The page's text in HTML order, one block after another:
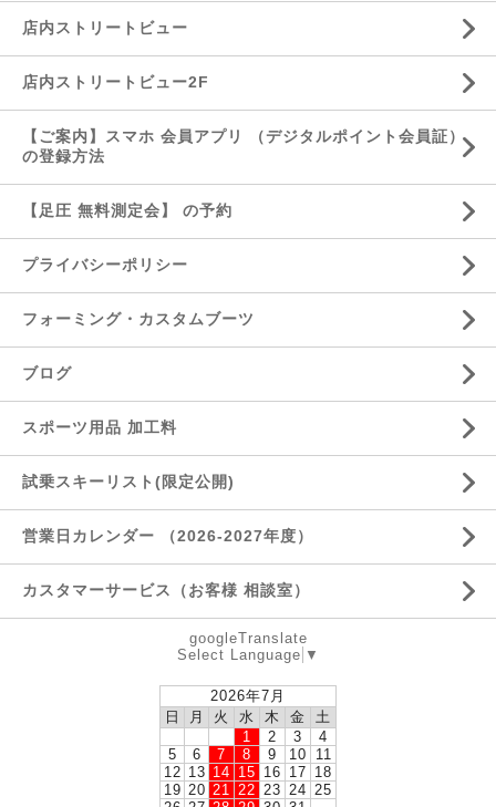
店内ストリートビュー
店内ストリートビュー2F
【ご案内】スマホ 会員アプリ （デジタルポイント会員証）
の登録方法
【足圧 無料測定会】 の予約
プライバシーポリシー
フォーミング・カスタムブーツ
ブログ
スポーツ用品 加工料
試乗スキーリスト(限定公開)
営業日カレンダー （2026-2027年度）
カスタマーサービス（お客様 相談室）
googleTranslate
Select Language ▼
2026年7月
日
月 火 水 木 金
土
1
2 3
4
5
6 7 8 9 10
11
12 13 14 15 16 17 18
19 20 21 22 23 24 25